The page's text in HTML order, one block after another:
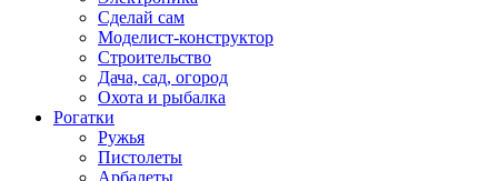
Сделай сам
Моделист-конструктор
Строительство
Дача, сад, огород
Охота и рыбалка
Рогатки
Ружья
Пистолеты
Арбалеты